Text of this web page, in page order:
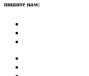
пишите нам: